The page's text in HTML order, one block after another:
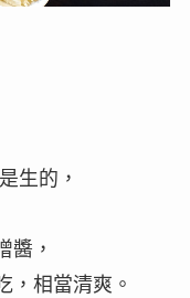
生的，
醬，
，相當清爽。